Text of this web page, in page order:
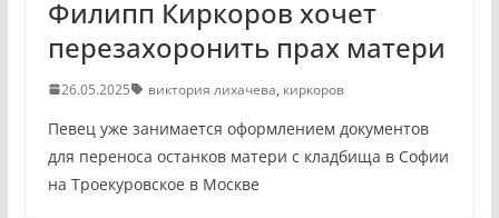
Филипп Киркоров хочет
перезахоронить прах матери
26.05.2025 виктория лихачева, киркоров
Певец уже занимается оформлением документов
для переноса останков матери с кладбища в Софии
на Троекуровское в Москве